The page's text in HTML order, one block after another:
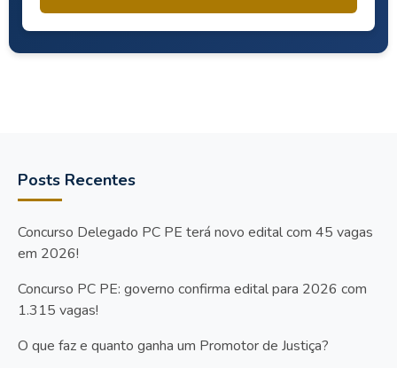
Posts Recentes
Concurso Delegado PC PE terá novo edital com 45 vagas
em 2026!
Concurso PC PE: governo confirma edital para 2026 com
1.315 vagas!
O que faz e quanto ganha um Promotor de Justiça?